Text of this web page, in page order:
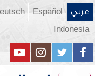
عربي Español
Indonesia